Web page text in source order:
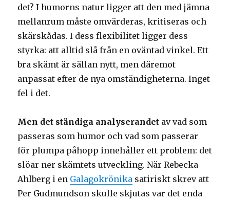
det? I humorns natur ligger att den med jämna
mellanrum måste omvärderas, kritiseras och
skärskådas. I dess flexibilitet ligger dess
styrka: att alltid slå från en oväntad vinkel. Ett
bra skämt är sällan nytt, men däremot
anpassat efter de nya omständigheterna. Inget
fel i det.
Men det ständiga analyserandet av vad som
passeras som humor och vad som passerar
för plumpa påhopp innehåller ett problem: det
slöar ner skämtets utveckling. När Rebecka
Ahlberg i en Galagokrönika satiriskt skrev att
Per Gudmundson skulle skjutas var det enda